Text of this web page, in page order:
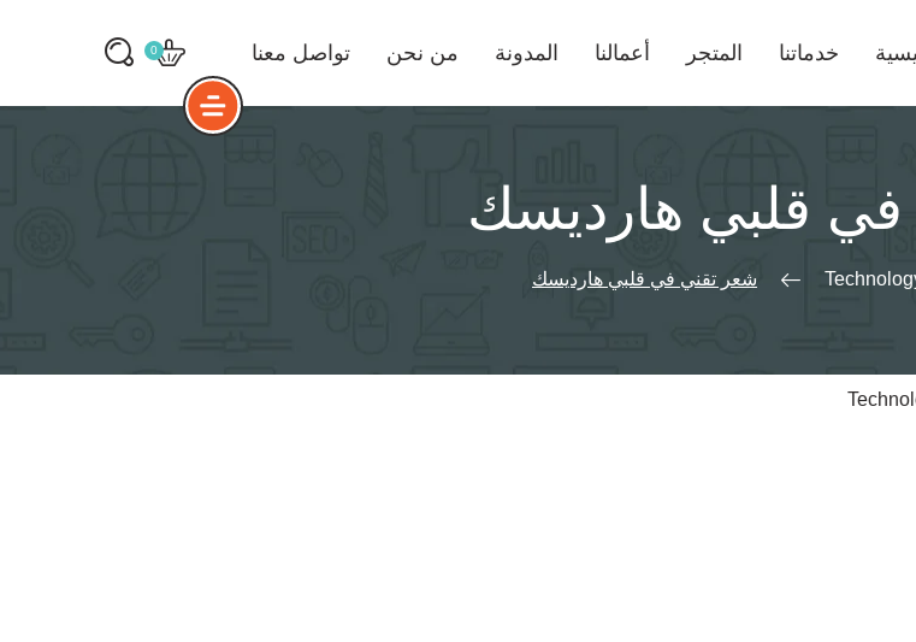
خدماتنا المتجر أعمالنا المدونة من نحن تواصل معنا 0
قلبي هارديسك
شعر تقني في قلبي هارديسك